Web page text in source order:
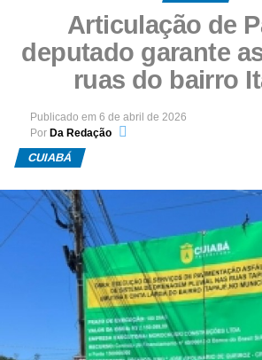
Articulação de
deputado garante
ruas do bairro
Publicado em 6 de abril de 2026
Por Da Redação
CUIABÁ